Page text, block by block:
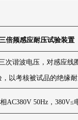
倍频感应耐压试验装置
次谐波电压，对感应
以考核被试品的绝缘
AC380V 50Hz，380V≤